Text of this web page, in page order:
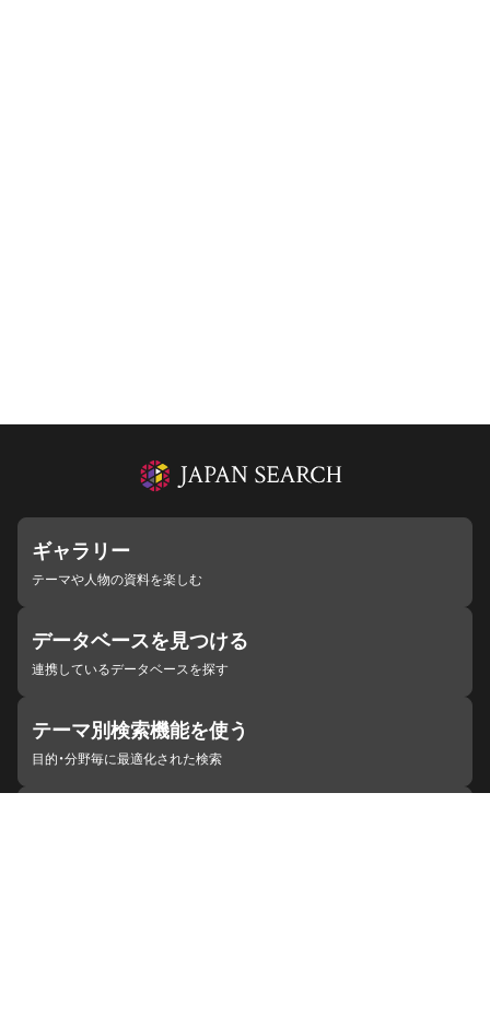
ギャラリー
テーマや人物の資料を楽しむ
データベースを見つける
連携しているデータベースを探す
テーマ別検索機能を使う
目的・分野毎に最適化された検索